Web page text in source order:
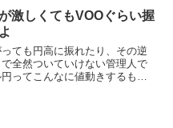
;∀;)ビットコインが急落中アフ
では...
激しくてもVOOぐらい握
ても円高に振れたり、その逆
全然ついていけない管理人で
ってこんなに値動きするもの